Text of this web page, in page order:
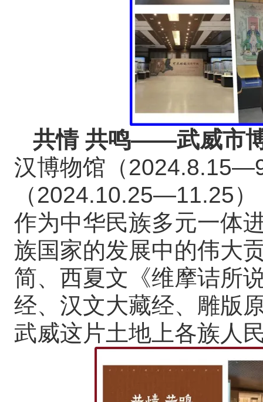
共情 共鸣——武威市
汉博物馆（
（2024.10.25—11.25
作为中华民族多元一体
族国家的发展中的伟大
简、西夏文《维摩诘所
经、汉文大藏经、雕版
武威这片土地上各族人